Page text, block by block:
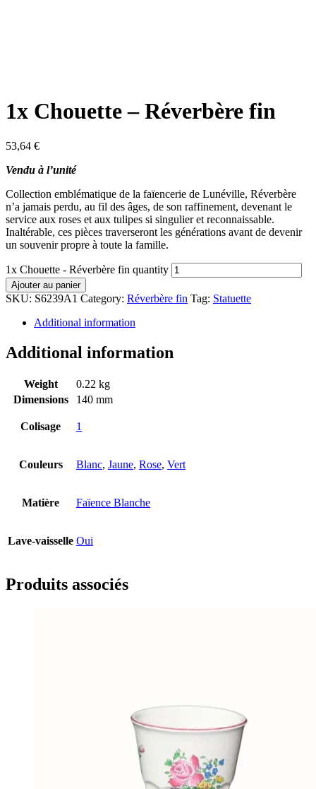
1x Chouette – Réverbère fin
53,64 €
Vendu à l’unité
Collection emblématique de la faïencerie de Lunéville, Réverbère
n’a jamais perdu, au fil des âges, de son raffinement, devenant le
service aux roses et aux tulipes si singulier et reconnaissable.
Inaltérable, ces pièces traverseront les générations avant de devenir
un souvenir propre à toute la famille.
1x Chouette - Réverbère fin quantity
Ajouter au panier
SKU: S6239A1 Category: Réverbère fin Tag: Statuette
Additional information
Additional information
Weight
0.22 kg
Dimensions
140 mm
Colisage 1
Couleurs Blanc, Jaune, Rose, Vert
Matière Faïence Blanche
Lave-vaisselle Oui
Produits associés